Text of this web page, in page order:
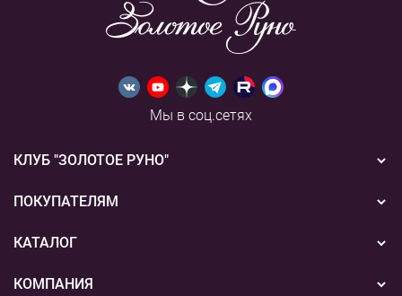
Мы в соц.сетях
КЛУБ "ЗОЛОТОЕ РУНО"
Новости
Акции
ПОКУПАТЕЛЯМ
Бонусная система
Подарочные сертификаты
КАТАЛОГ
Вышивка
КОМПАНИЯ